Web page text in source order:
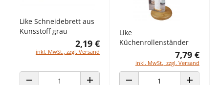
Like Schneidebrett aus
Kunsstoff grau
2,19 €
inkl. MwSt., zzgl. Versand
Like
Küchenrollenständer
7,79 €
inkl. MwSt., zzgl. Versand